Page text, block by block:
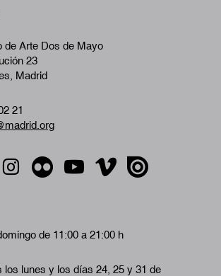
de Arte Dos de Mayo
23
Madrid
21
de 11:00 a 21:00 h
los lunes y los días 24, 25 y 31 de